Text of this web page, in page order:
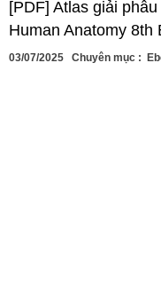
[PDF] Atlas giải
Human Anatomy 8th
03/07/2025 Chuyên mục :